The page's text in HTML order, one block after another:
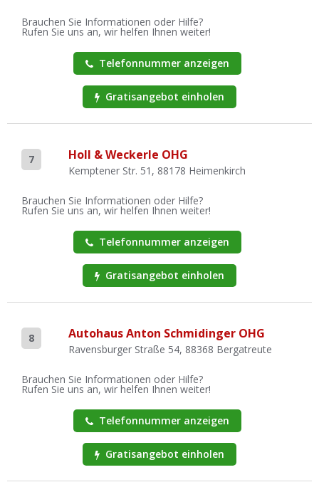
Brauchen Sie Informationen oder Hilfe?
Rufen Sie uns an, wir helfen Ihnen weiter!
Telefonnummer anzeigen
Gratisangebot einholen
7 Holl & Weckerle OHG
Kemptener Str. 51, 88178 Heimenkirch
Brauchen Sie Informationen oder Hilfe?
Rufen Sie uns an, wir helfen Ihnen weiter!
Telefonnummer anzeigen
Gratisangebot einholen
8 Autohaus Anton Schmidinger OHG
Ravensburger Straße 54, 88368 Bergatreute
Brauchen Sie Informationen oder Hilfe?
Rufen Sie uns an, wir helfen Ihnen weiter!
Telefonnummer anzeigen
Gratisangebot einholen